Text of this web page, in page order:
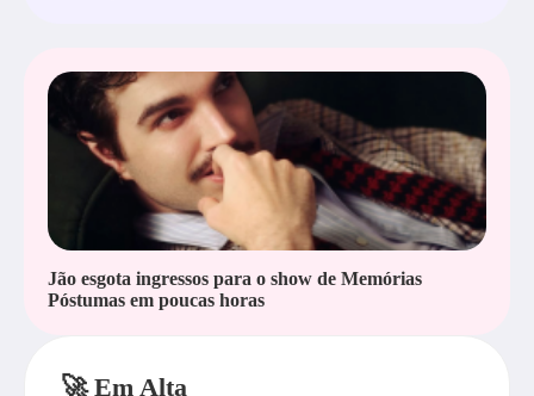
Jão esgota ingressos para o show de Memórias
Póstumas em poucas horas
🚀 Em Alta